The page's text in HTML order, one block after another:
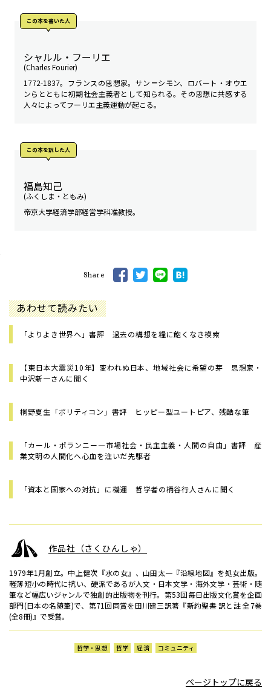
この本を書いた人
シャルル・フーリエ
(Charles Fourier)
1772-1837。フランスの思想家。サン＝シモン、ロバート・オウエ
ンらとともに初期社会主義者として知られる。その思想に共感する
人々によってフーリエ主義運動が起こる。
この本を訳した人
福島知己
(ふくしま・ともみ)
帝京大学経済学部経営学科准教授。
Share
あわせて読みたい
「よりよき世界へ」書評 過去の構想を糧に飽くなき模索
【東日本大震災10年】変われぬ日本、地域社会に希望の芽 思想家・
中沢新一さんに聞く
桐野夏生「ポリティコン」書評 ヒッピー型ユートピア、残酷な筆
「カール・ポランニー―市場社会・民主主義・人間の自由」書評 産
業文明の人間化へ心血を注いだ先駆者
「資本と国家への対抗」に機運 哲学者の柄谷行人さんに聞く
作品社（さくひんしゃ）
1979年1月創立。中上健次『水の女』、山田太一『沿線地図』を処女出版。
軽薄短小の時代に抗い、硬派であるが人文・日本文学・海外文学・芸術・随
筆など幅広いジャンルで独創的出版物を刊行。第53回毎日出版文化賞を企画
部門(日本の名随筆)で、第71回同賞を田川建三訳著『新約聖書 訳と註 全7巻
(全8冊)』で受賞。
哲学・思想 哲学 経済 コミュニティ
ページトップに戻る